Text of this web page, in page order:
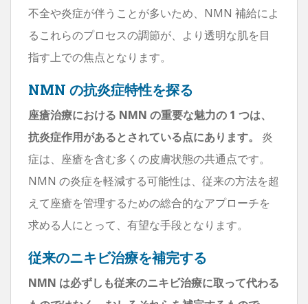
不全や炎症が伴うことが多いため、NMN 補給によ
るこれらのプロセスの調節が、より透明な肌を目
指す上での焦点となります。
NMN の抗炎症特性を探る
座瘡治療における NMN の重要な魅力の 1 つは、
抗炎症作用があるとされている点にあります。
炎
症は、座瘡を含む多くの皮膚状態の共通点です。
NMN の炎症を軽減する可能性は、従来の方法を超
えて座瘡を管理するための総合的なアプローチを
求める人にとって、有望な手段となります。
従来のニキビ治療を補完する
NMN は必ずしも従来のニキビ治療に取って代わる